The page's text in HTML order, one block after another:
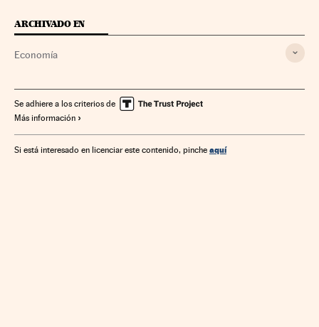
ARCHIVADO EN
Economía
Se adhiere a los criterios de
Más información
Si está interesado en licenciar este contenido, pinche aquí